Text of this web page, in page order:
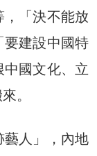
「決不能放
要建設中國特
國文化、立
。
藝人」，內地